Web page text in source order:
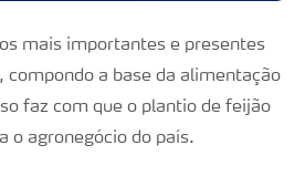
mais importantes e presentes
compondo a base da alimentação
faz com que o plantio de feijão
o agronegócio do país.